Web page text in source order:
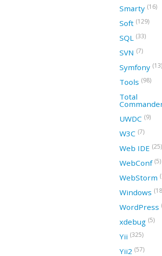
Smarty (16)
Soft (129)
SQL (33)
SVN (7)
Symfony (13)
Tools (98)
Total
UWDC (9)
W3C (7)
Web IDE (25)
WebConf (5)
WebStorm
Windows
WordPress
xdebug (5)
Yii (325)
Yii2 (57)